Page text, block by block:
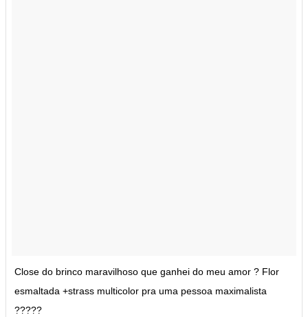
Close do brinco maravilhoso que ganhei do meu amor ? Flor
esmaltada +strass multicolor pra uma pessoa maximalista
?????